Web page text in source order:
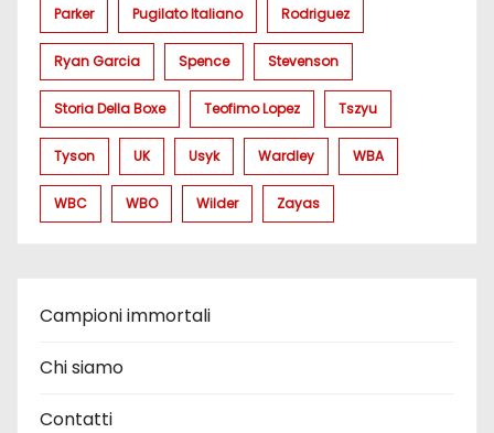
Parker Pugilato Italiano Rodriguez
Ryan Garcia Spence Stevenson
Storia Della Boxe Teofimo Lopez Tszyu
Tyson UK Usyk Wardley WBA
WBC WBO Wilder Zayas
Campioni immortali
Chi siamo
Contatti